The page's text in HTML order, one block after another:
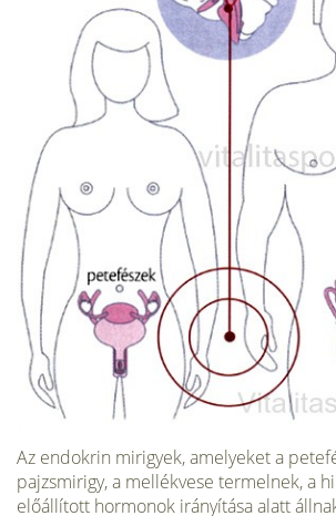
Az endokrin mirigyek, amelyeket a
pajzsmirigy, a mellékvese termel­nek, a
előállított hormonok irányítása alatt